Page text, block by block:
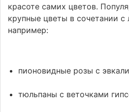
красоте самих цветов.
крупные цветы в сочетании с
например:
пионовидные розы с
тюльпаны с веточками